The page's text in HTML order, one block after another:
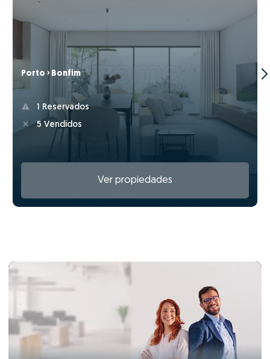
Porto › Bonfim
1 Reservados
5 Vendidos
Ver propiedades